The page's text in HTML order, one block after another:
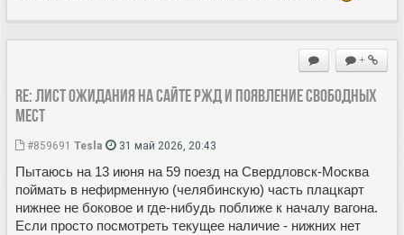
+
Re: Лист ожидания на сайте РЖД и появление свободных
мест
#859691 Tesla 31 май 2026, 20:43
Пытаюсь на 13 июня на 59 поезд на Свердловск-Москва
поймать в нефирменную (челябинскую) часть плацкарт
нижнее не боковое и где-нибудь поближе к началу вагона.
Если просто посмотреть текущее наличие - нижних нет